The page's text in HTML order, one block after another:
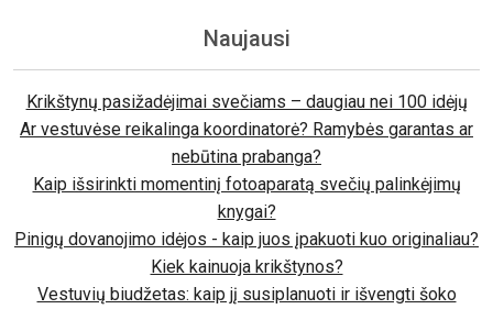
Naujausi
Krikštynų pasižadėjimai svečiams – daugiau nei 100 idėjų
Ar vestuvėse reikalinga koordinatorė? Ramybės garantas ar
nebūtina prabanga?
Kaip išsirinkti momentinį fotoaparatą svečių palinkėjimų
knygai?
Pinigų dovanojimo idėjos - kaip juos įpakuoti kuo originaliau?
Kiek kainuoja krikštynos?
Vestuvių biudžetas: kaip jį susiplanuoti ir išvengti šoko